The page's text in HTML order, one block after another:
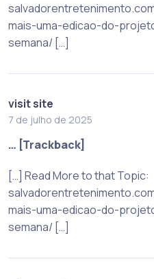
mais-uma-edicao-do-
semana/ […]
visit site
7 de julho de 2025
… [Trackback]
[…] Read More to that Topic:
mais-uma-edicao-do-
semana/ […]